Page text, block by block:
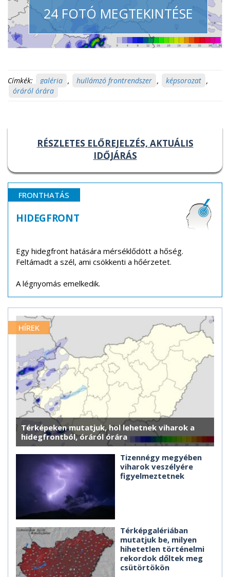
24 FOTÓ MEGTEKINTÉSE
Címkék: galéria , hullámzó frontrendszer , képsorozat ,
óráról órára
RÉSZLETES ELŐREJELZÉS, AKTUÁLIS
IDŐJÁRÁS
FRONTHATÁS
HIDEGFRONT
Egy hidegfront hatására mérséklődött a hőség.
Feltámadt a szél, ami csökkenti a hőérzetet.
A légnyomás emelkedik.
HÍREK
Térképeken mutatjuk, hol lehetnek viharok a
hidegfrontból, óráról órára
Tizennégy megyében
viharok veszélyére
figyelmeztetnek
Térképgalériában
mutatjuk be, milyen
hihetetlen történelmi
rekordok dőltek meg
csütörtökön